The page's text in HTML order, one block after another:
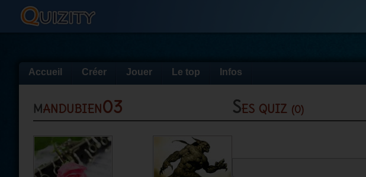
Accueil Créer Jouer Le top Infos
mandubien03 Ses quiz (0)